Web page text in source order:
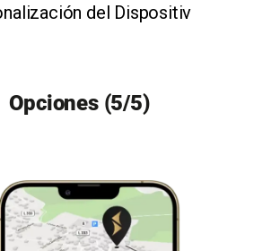
del Dispositiv
Opciones (5/5)